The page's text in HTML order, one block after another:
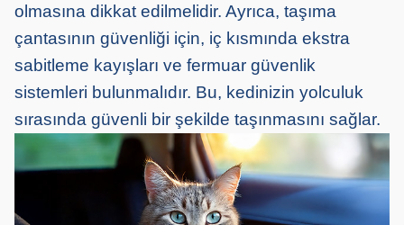
olmasına dikkat edilmelidir. Ayrıca, taşıma
çantasının güvenliği için, iç kısmında ekstra
sabitleme kayışları ve fermuar güvenlik
sistemleri bulunmalıdır. Bu, kedinizin yolculuk
sırasında güvenli bir şekilde taşınmasını sağlar.